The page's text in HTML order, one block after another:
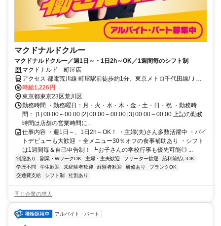
マクドナルドクルー
マクドナルドクルー／週1日～・1日2h～OK／1週間毎のシフト制
マクドナルド 町屋店
アクセス 都電荒川線 町屋駅前徒歩約1分、東京メトロ千代田線/ＪＲ
常磐線 町屋〔千代田線〕0番口徒歩約1分、京成本線 町屋〔京成線〕
徒歩約2分 町屋 [東京メトロ千代田線] 町屋駅前 [都営都電荒川線] 町屋
[京成本線] 荒川七丁目 [都営都電荒川線] 町屋二丁目 [都営都電荒川線]
時給1,226円
東京都東京23区荒川区
勤務時間 ・勤務曜日：月・火・水・木・金・土・日・祝 ・勤務時
間： [1] 00:00～00:00 [2] 00:00～00:00 [3] 00:00～00:00 上記の勤務
時間は店舗の営業時間に...
仕事内容 ・週1日～、1日2h～OK！ ・主婦(夫)さん多数活躍中 ・バイ
トデビューも大歓迎 ・全メニュー30％オフの食事補助あり ・シフト
は1週間毎＆自己申告制！ ┗お子さんの学校行事も優先可能◎ ...
制服あり 副業・WワークOK 主婦・主夫歓迎 フリーター歓迎
給料前払いOK
学歴不問
学生歓迎 未経験者歓迎 経験者歓迎 研修あり
ブランクOK
交通費支給
シフト制 社割あり
同じ企業の求人
アルバイト・パート